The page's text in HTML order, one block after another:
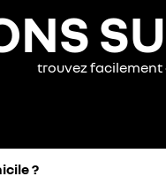
trouvez facilement
?